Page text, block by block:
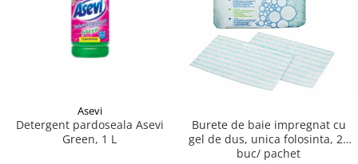
Asevi
Detergent pardoseala Asevi
Green, 1 L
Burete de baie impregnat cu
gel de dus, unica folosinta, 24
buc/ pachet